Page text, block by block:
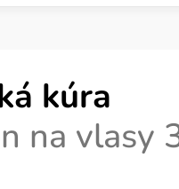
kúra
na vlasy